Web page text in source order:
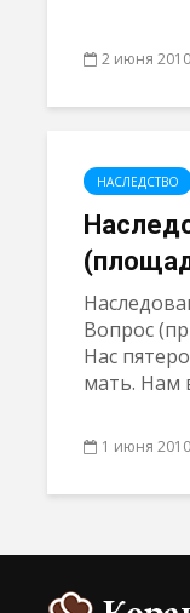
2 июня 2010
НАСЛЕДСТВO
Вопрос
Нас
мать. Нам
1 июня 2010